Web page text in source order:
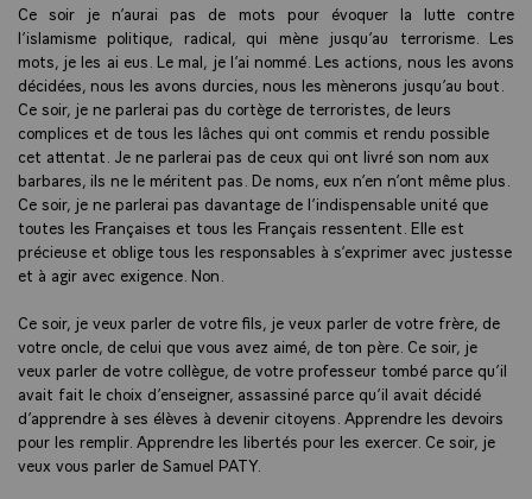
Ce soir je n’aurai pas de mots pour évoquer la lutte contre
l’islamisme politique, radical, qui mène jusqu’au terrorisme. Les
mots, je les ai eus. Le mal, je l’ai nommé. Les actions, nous les avons
décidées, nous les avons durcies, nous les mènerons jusqu’au bout.
Ce soir, je ne parlerai pas du cortège de terroristes, de leurs
complices et de tous les lâches qui ont commis et rendu possible
cet attentat. Je ne parlerai pas de ceux qui ont livré son nom aux
barbares, ils ne le méritent pas. De noms, eux n’en n’ont même plus.
Ce soir, je ne parlerai pas davantage de l’indispensable unité que
toutes les Françaises et tous les Français ressentent. Elle est
précieuse et oblige tous les responsables à s’exprimer avec justesse
et à agir avec exigence. Non.
Ce soir, je veux parler de votre fils, je veux parler de votre frère, de
votre oncle, de celui que vous avez aimé, de ton père. Ce soir, je
veux parler de votre collègue, de votre professeur tombé parce qu’il
avait fait le choix d’enseigner, assassiné parce qu’il avait décidé
d’apprendre à ses élèves à devenir citoyens. Apprendre les devoirs
pour les remplir. Apprendre les libertés pour les exercer. Ce soir, je
veux vous parler de Samuel PATY.